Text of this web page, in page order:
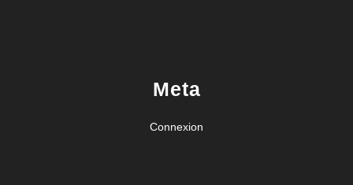
Meta
Connexion